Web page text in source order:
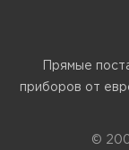
Прямые
приборов от
©